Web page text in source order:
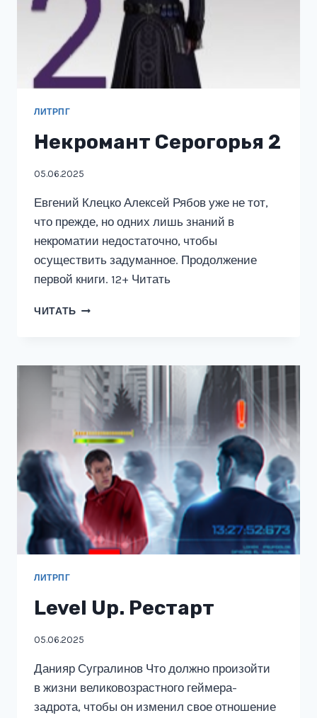
ЛИТРПГ
Некромант Серогорья 2
05.06.2025
Евгений Клецко Алексей Рябов уже не тот,
что прежде, но одних лишь знаний в
некроматии недостаточно, чтобы
осуществить задуманное. Продолжение
первой книги. 12+ Читать
ЧИТАТЬ НЕКРОМАНТ
ЛИТРПГ
Level Up. Рестарт
05.06.2025
Данияр Сугралинов Что должно произойти
в жизни великовозрастного геймера-
задрота, чтобы он изменил свое отношение